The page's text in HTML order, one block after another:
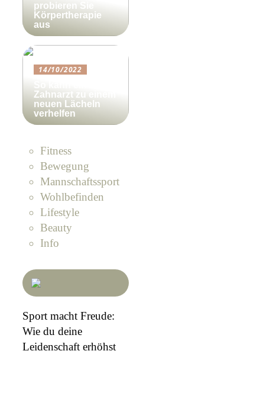
probieren Sie
Körpertherapie
aus
14/10/2022
Zahnarzt zu einem
neuen Lächeln
verhelfen
Fitness
Bewegung
Mannschaftssport
Wohlbefinden
Lifestyle
Beauty
Info
Sport macht Freude:
Wie du deine
Leidenschaft erhöhst